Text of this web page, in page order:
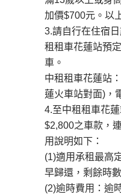
加價$700元。以
3.請自行在住宿
租租車花蓮站預
車。
中租租車花蓮站
蓮火車站對面)，
4.至中租租車花
$2,800之車款，
用說明如下：
(1)適用承租最高
早歸還，剩餘時
(2)逾時費用：逾